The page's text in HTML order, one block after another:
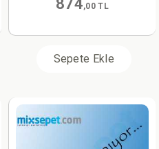
874,00 TL
Sepete Ekle